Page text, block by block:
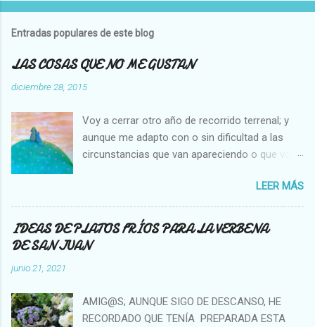
l
c
a
r
n
c
o
m
e
n
r
i
o
Entradas populares de este blog
LAS COSAS QUE NO ME GUSTAN
diciembre 28, 2015
Voy a cerrar otro año de recorrido terrenal; y
aunque me adapto con o sin dificultad a las
circunstancias que van apareciendo o que voy
es decir que para mi son inamovibles, y os voy
a contar cuales son: NO ME GUSTA VER A UNA
MOSCA O UNA ABEJA DENTRO DE MI CASA, Y
NO SOPORTO MATARLAS. NO ME GUSTA QUE
TANTAS Y TANTAS PERSONAS PIDIENDO EN
LAS CALLES. NO ME GUSTA LA GENTE QUE
LEER MÁS
IDEAS DE PLATOS FRÍOS PARA LA VERBENA
DE SAN JUAN
junio 21, 2021
AMIG@S; AUNQUE SIGO DE DESCANSO, HE
RECORDADO QUE TENÍA PREPARADA ESTA